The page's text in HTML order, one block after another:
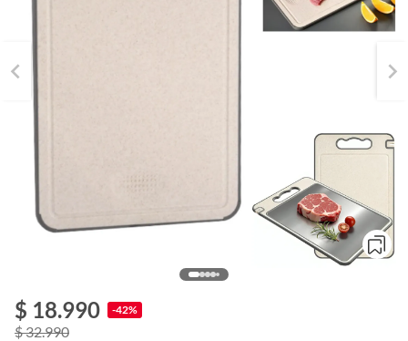
$ 18.990 -42%
$ 32.990 f
o